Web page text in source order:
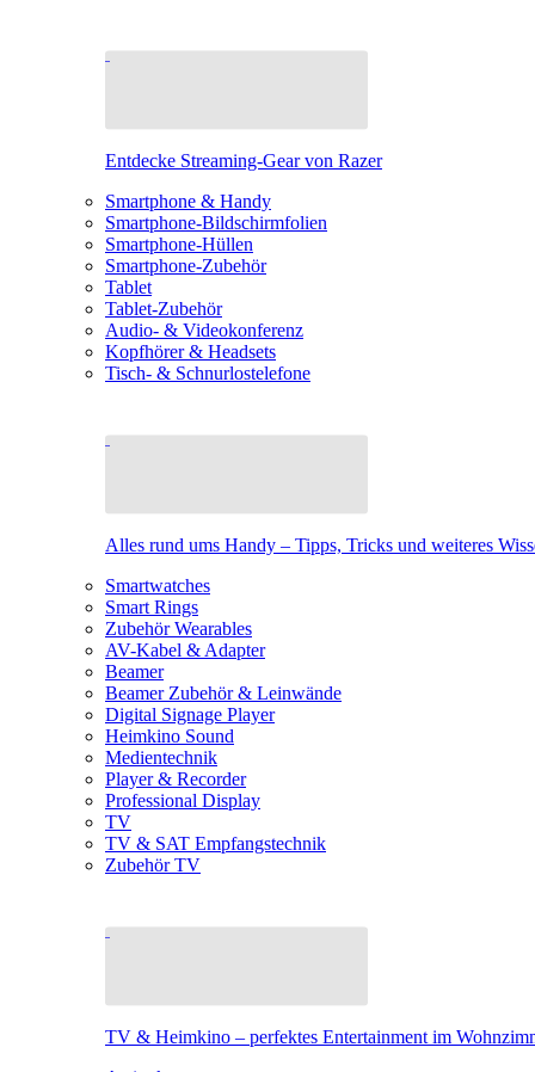
Entdecke Streaming-Gear von Razer
Smartphone & Handy
Smartphone-Bildschirmfolien
Smartphone-Hüllen
Smartphone-Zubehör
Tablet
Tablet-Zubehör
Audio- & Videokonferenz
Kopfhörer & Headsets
Tisch- & Schnurlostelefone
Alles rund ums Handy – Tipps, Tricks und weiteres
Smartwatches
Smart Rings
Zubehör Wearables
AV-Kabel & Adapter
Beamer
Beamer Zubehör & Leinwände
Digital Signage Player
Heimkino Sound
Medientechnik
Player & Recorder
Professional Display
TV
TV & SAT Empfangstechnik
Zubehör TV
TV & Heimkino – perfektes Entertainment im